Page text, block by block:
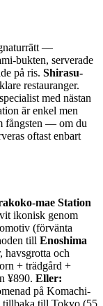
—
bukten, serverade
på ris. Shirasu-
restauranger.
med nästan
är enkel men
fångsten — om du
oftast enbart
mae Station
ikonisk genom
(förvänta
till Enoshima
havsgrotta och
+ trädgård +
¥890. Eller:
på Komachi-